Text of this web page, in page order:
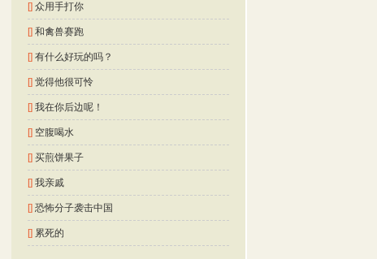
[] 众用手打你
[] 和禽兽赛跑
[] 有什么好玩的吗？
[] 觉得他很可怜
[] 我在你后边呢！
[] 空腹喝水
[] 买煎饼果子
[] 我亲戚
[] 恐怖分子袭击中国
[] 累死的